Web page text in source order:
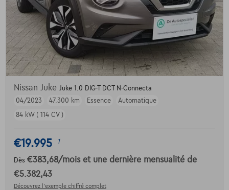
Nissan Juke Juke 1.0 DIG-T DCT N-Connecta
04/2023
47.300 km Essence
Automatique
84 kW ( 114 CV )
€19.995 1
Dès €383,68/mois et une dernière mensualité de
€5.382,43
Découvrez l’exemple chiffré complet